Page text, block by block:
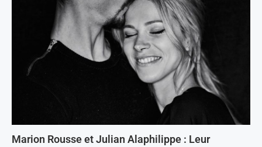
Marion Rousse et Julian Alaphilippe : Leur